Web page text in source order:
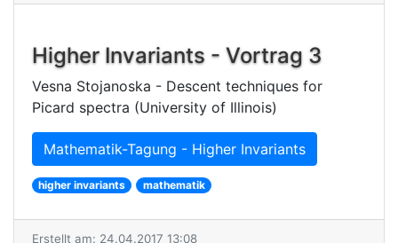
Higher Invariants - Vortrag 3
Vesna Stojanoska - Descent techniques for
Picard spectra (University of Illinois)
Mathematik-Tagung - Higher Invariants
higher invariants mathematik
Erstellt am: 24.04.2017 13:08